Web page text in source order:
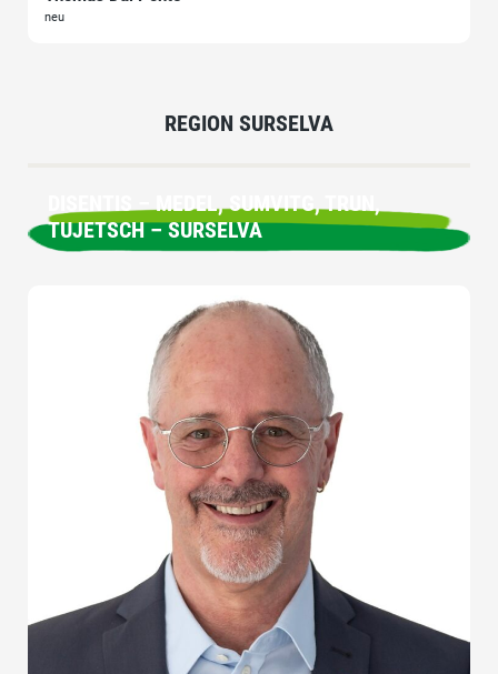
neu
REGION SURSELVA
DISENTIS – MEDEL, SUMVITG, TRUN,
TUJETSCH – SURSELVA